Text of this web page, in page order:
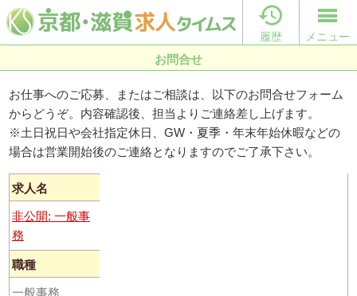

履歴 メニュー
お問合せ
お仕事へのご応募、またはご相談は、以下のお問合せフォーム
からどうぞ。内容確認後、担当よりご連絡差し上げます。
※土日祝日や会社指定休日、GW・夏季・年末年始休暇などの
場合は営業開始後のご連絡となりますのでご了承下さい。
求人名
非公開: 一般事
務
職種
一般事務